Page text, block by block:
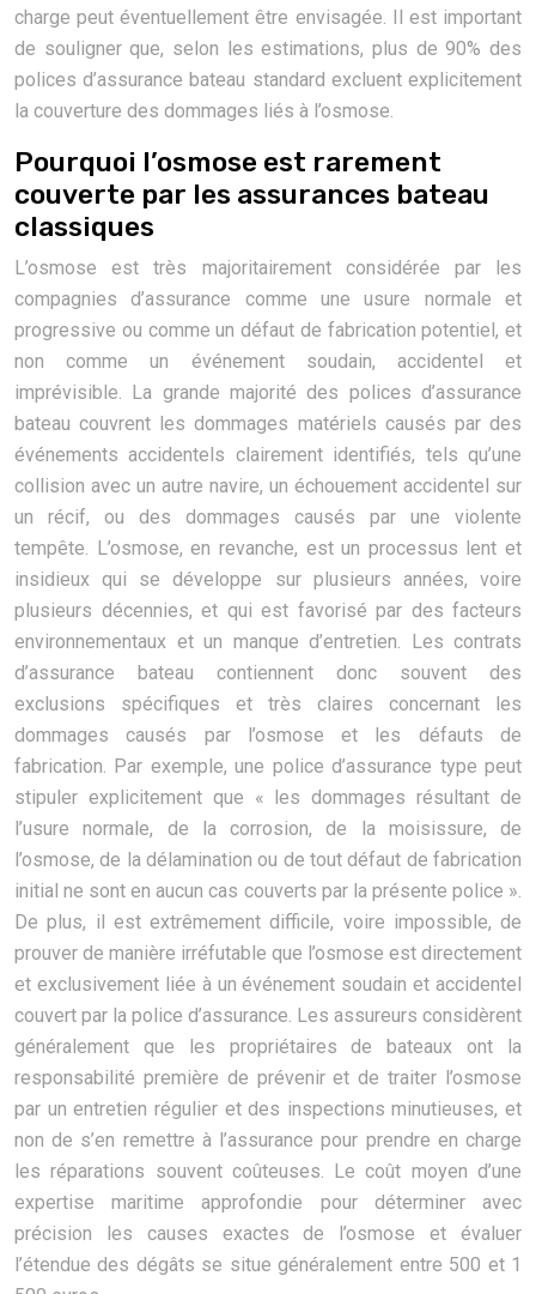
charge peut éventuellement être envisagée. Il est important
de souligner que, selon les estimations, plus de 90% des
polices d’assurance bateau standard excluent explicitement
la couverture des dommages liés à l’osmose.
Pourquoi l’osmose est rarement
couverte par les assurances bateau
classiques
L’osmose est très majoritairement considérée par les
compagnies d’assurance comme une usure normale et
progressive ou comme un défaut de fabrication potentiel, et
non comme un événement soudain, accidentel et
imprévisible. La grande majorité des polices d’assurance
bateau couvrent les dommages matériels causés par des
événements accidentels clairement identifiés, tels qu’une
collision avec un autre navire, un échouement accidentel sur
un récif, ou des dommages causés par une violente
tempête. L’osmose, en revanche, est un processus lent et
insidieux qui se développe sur plusieurs années, voire
plusieurs décennies, et qui est favorisé par des facteurs
environnementaux et un manque d’entretien. Les contrats
d’assurance bateau contiennent donc souvent des
exclusions spécifiques et très claires concernant les
dommages causés par l’osmose et les défauts de
fabrication. Par exemple, une police d’assurance type peut
stipuler explicitement que « les dommages résultant de
l’usure normale, de la corrosion, de la moisissure, de
l’osmose, de la délamination ou de tout défaut de fabrication
initial ne sont en aucun cas couverts par la présente police ».
De plus, il est extrêmement difficile, voire impossible, de
prouver de manière irréfutable que l’osmose est directement
et exclusivement liée à un événement soudain et accidentel
couvert par la police d’assurance. Les assureurs considèrent
généralement que les propriétaires de bateaux ont la
responsabilité première de prévenir et de traiter l’osmose
par un entretien régulier et des inspections minutieuses, et
non de s’en remettre à l’assurance pour prendre en charge
les réparations souvent coûteuses. Le coût moyen d’une
expertise maritime approfondie pour déterminer avec
précision les causes exactes de l’osmose et évaluer
l’étendue des dégâts se situe généralement entre 500 et 1